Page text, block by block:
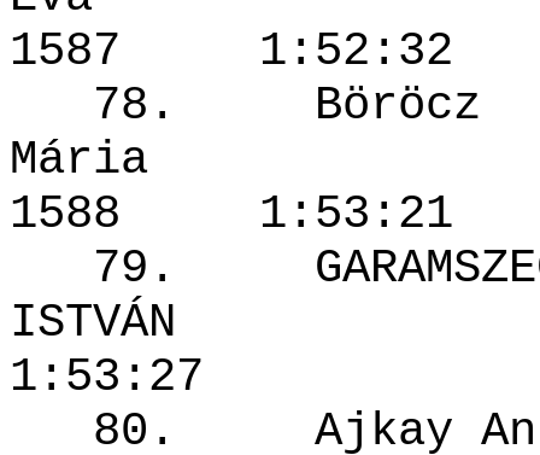
1587
78. Böröcz
Mária
1588
79.
ISTVÁN
1:53:27
80.